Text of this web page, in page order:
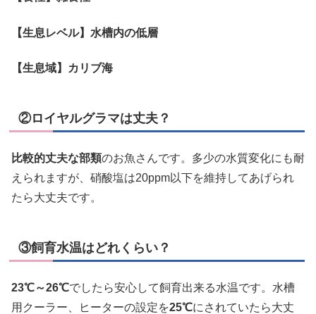
【生息レベル】水槽内の低層
【生息域】カリブ海
②ロイヤルグラマは丈夫？
比較的丈夫な部類のお魚さんです。多少の水質変化にも耐
えられますが、硝酸塩は20ppm以下を維持してあげられ
たら大丈夫です。
③飼育水温はどれくらい？
23℃～26℃でしたら安心して飼育出来る水温です。水槽
用クーラー、ヒーターの設定を25℃にされていたら大丈